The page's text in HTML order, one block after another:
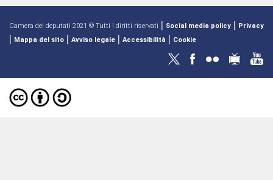
Camera dei deputati 2021 © Tutti i diritti riservati | Social media policy | Privacy
| Mappa del sito | Avviso legale | Accessibilità | Cookie